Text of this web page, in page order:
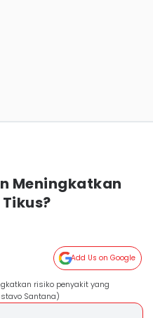
Meningkatkan
Add Us on Google
risiko penyakit yang
Santana)